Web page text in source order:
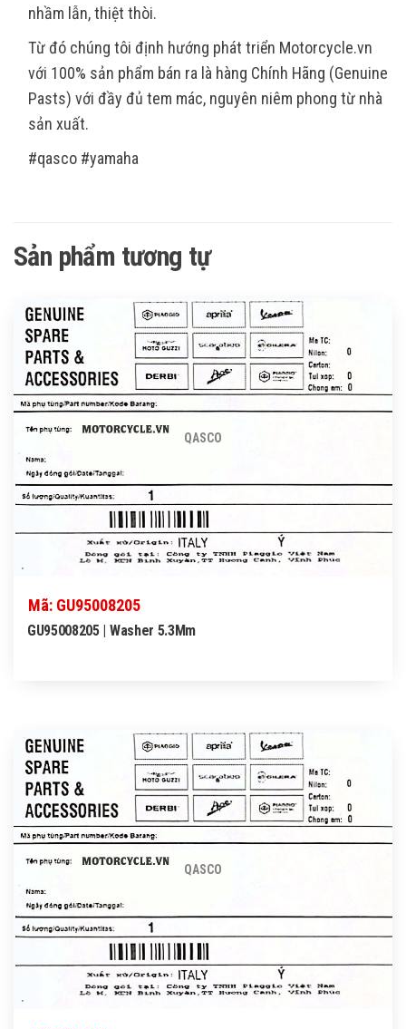
nhầm lẫn, thiệt thòi.
Từ đó chúng tôi định hướng phát triển Motorcycle.vn
với 100% sản phẩm bán ra là hàng Chính Hãng (Genuine
Pasts) với đầy đủ tem mác, nguyên niêm phong từ nhà
sản xuất.
#qasco #yamaha
Sản phẩm tương tự
QASCO
Mã: GU95008205
GU95008205 | Washer 5.3Mm
QASCO